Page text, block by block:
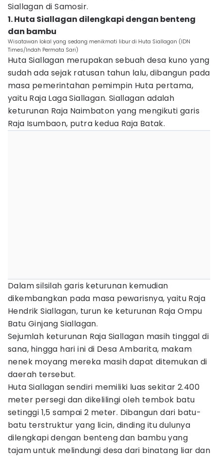
Siallagan di Samosir.
1. Huta Siallagan dilengkapi dengan benteng
dan bambu
Wisatawan lokal yang sedang menikmati libur di Huta Siallagan (IDN
Times/Indah Permata Sari)
Huta Siallagan merupakan sebuah desa kuno yang
sudah ada sejak ratusan tahun lalu, dibangun pada
masa pemerintahan pemimpin Huta pertama,
yaitu Raja Laga Siallagan. Siallagan adalah
keturunan Raja Naimbaton yang mengikuti garis
Raja Isumbaon, putra kedua Raja Batak.
Dalam silsilah garis keturunan kemudian
dikembangkan pada masa pewarisnya, yaitu Raja
Hendrik Siallagan, turun ke keturunan Raja Ompu
Batu Ginjang Siallagan.
Sejumlah keturunan Raja Siallagan masih tinggal di
sana, hingga hari ini di Desa Ambarita, makam
nenek moyang mereka masih dapat ditemukan di
daerah tersebut.
Huta Siallagan sendiri memiliki luas sekitar 2.400
meter persegi dan dikelilingi oleh tembok batu
setinggi 1,5 sampai 2 meter. Dibangun dari batu-
batu terstruktur yang licin, dinding itu dulunya
dilengkapi dengan benteng dan bambu yang
tajam untuk melindungi desa dari binatang liar dan